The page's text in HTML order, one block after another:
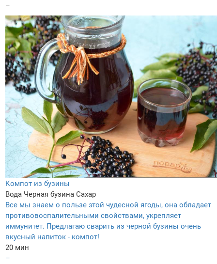
–
Компот из бузины
Вода Черная бузина Сахар
Все мы знаем о пользе этой чудесной ягоды, она обладает
противовоспалительными свойствами, укрепляет
иммунитет. Предлагаю сварить из черной бузины очень
вкусный напиток - компот!
20 мин
–